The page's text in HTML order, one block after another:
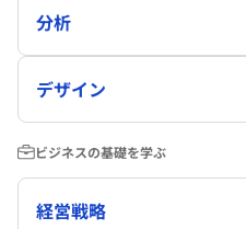
分析
デザイン
ビジネスの基礎を学ぶ
経営戦略